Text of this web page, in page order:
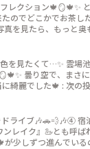
レクション🍁🪞🍁✨
のでどこかでお茶
真を見たら、もっと
せん💡 車で向かう
クラシカルな街 #秋
ルキーな毎日
を見たくて…✨ 雲場
曇り空で、まさ
綺麗でした🍁 : 次の
紅葉 #リフレクショ
『雲場池』までお散歩🚶‍♀️✨ 水面に周囲の木々が映る美し
れています。 散策路を歩きながらのんびりと
少しずつ進んでいるの